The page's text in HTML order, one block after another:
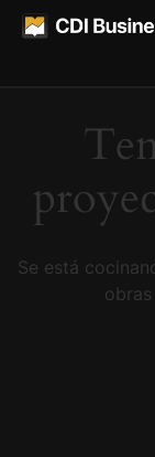
Se está